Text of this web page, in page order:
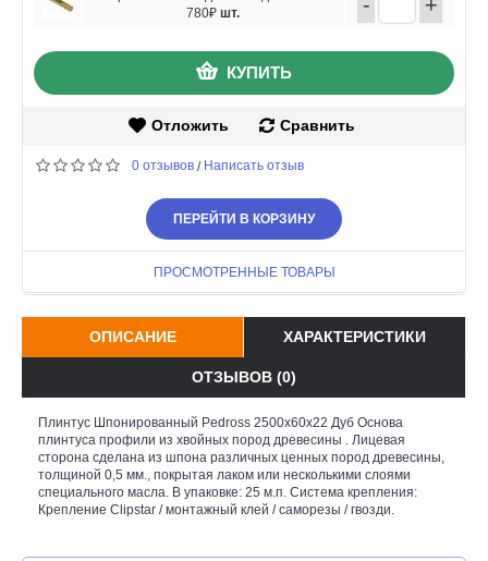
780₽ шт.
КУПИТЬ
Отложить Сравнить
0 отзывов / Написать отзыв
ПЕРЕЙТИ В КОРЗИНУ
ПРОСМОТРЕННЫЕ ТОВАРЫ
ОПИСАНИЕ ХАРАКТЕРИСТИКИ
ОТЗЫВОВ (0)
Плинтус Шпонированный Pedross 2500х60х22 Дуб Основа
плинтуса профили из хвойных пород древесины . Лицевая
сторона сделана из шпона различных ценных пород древесины,
толщиной 0,5 мм., покрытая лаком или несколькими слоями
специального масла. В упаковке: 25 м.п. Система крепления:
Крепление Clipstar / монтажный клей / саморезы / гвозди.